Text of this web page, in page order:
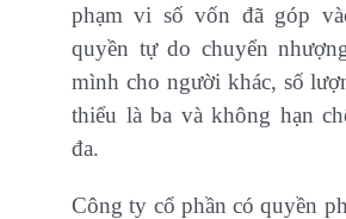
phạm vi số vốn đã góp
quyền tự do chuyển
mình cho người khác, số
thiểu là ba và không hạn
đa.
Công ty cổ phần có quyền